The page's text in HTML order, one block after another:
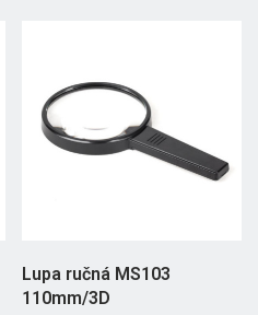
Lupa ručná MS103
110mm/3D